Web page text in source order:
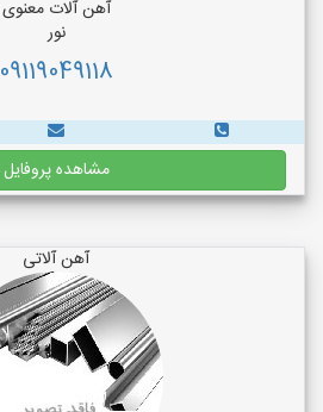
آهن آلات معنوی
نور
09119049118
مشاهده پروفایل
آهن آلاتی